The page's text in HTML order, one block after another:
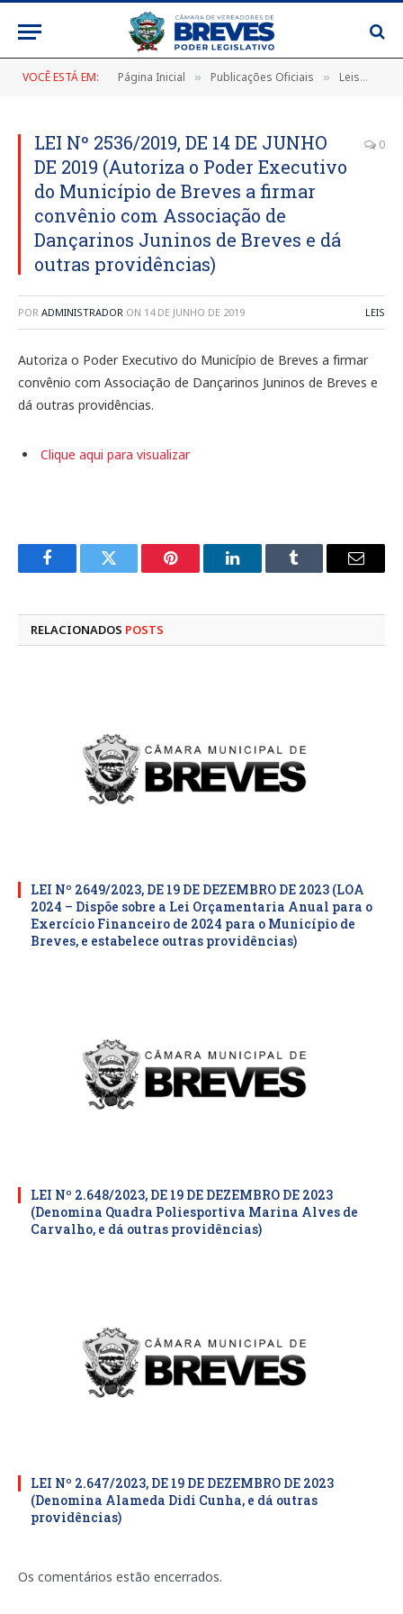
VOCÊ ESTÁ EM: Página Inicial » Publicações Oficiais » Leis
LEI Nº 2536/2019, DE 14 DE JUNHO
DE 2019 (Autoriza o Poder Executivo
do Município de Breves a firmar
convênio com Associação de
Dançarinos Juninos de Breves e dá
outras providências)
0
POR ADMINISTRADOR ON 14 DE JUNHO DE 2019 LEIS
Autoriza o Poder Executivo do Município de Breves a firmar
convênio com Associação de Dançarinos Juninos de Breves e
dá outras providências.
Clique aqui para visualizar
FacebookTwitter Pinterest LinkedInTumblr
E-
RELACIONADOS POSTS
LEI Nº 2649/2023, DE 19 DE DEZEMBRO DE 2023 (LOA
2024 – Dispõe sobre a Lei Orçamentaria Anual para o
Exercício Financeiro de 2024 para o Município de
Breves, e estabelece outras providências)
LEI Nº 2.648/2023, DE 19 DE DEZEMBRO DE 2023
(Denomina Quadra Poliesportiva Marina Alves de
Carvalho, e dá outras providências)
LEI Nº 2.647/2023, DE 19 DE DEZEMBRO DE 2023
(Denomina Alameda Didi Cunha, e dá outras
providências)
Os comentários estão encerrados.